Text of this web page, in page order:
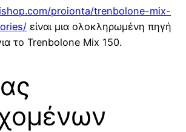
proionta/trenbolone-mix-
είναι μια ολοκληρωμένη πηγή
το Trenbolone Mix 150.